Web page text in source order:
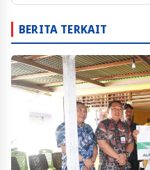
BERITA TERKAIT